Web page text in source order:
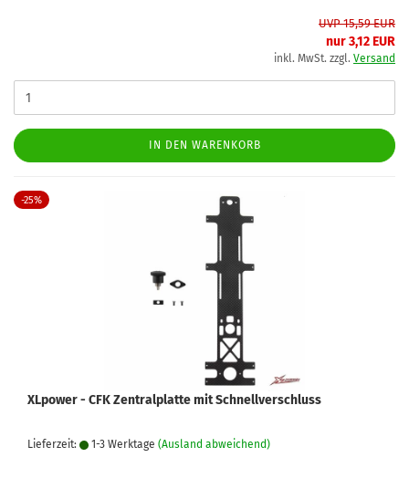
UVP 15,59 EUR
nur 3,12 EUR
inkl. MwSt. zzgl. Versand
IN DEN WARENKORB
-25%
XLpower - CFK Zentralplatte mit Schnellverschluss
Lieferzeit: 1-3 Werktage (Ausland abweichend)